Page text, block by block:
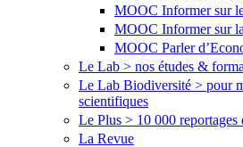
MOOC Informer sur
MOOC Informer sur
MOOC Parler
Le Lab > nos études &
Le Lab Biodiversité > pour
scientifiques
Le Plus > 10 000 reportages
La Revue